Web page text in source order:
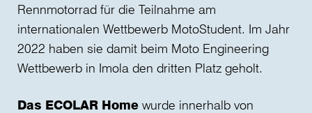
Rennmotorrad für die Teilnahme am
internationalen Wettbewerb MotoStudent. Im Jahr
2022 haben sie damit beim Moto Engineering
Wettbewerb in Imola den dritten Platz geholt.
Das ECOLAR Home wurde innerhalb von